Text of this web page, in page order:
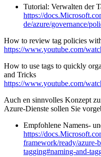
Tutorial: Verwalten der
https://
de/azure/governance/
How to review tag policies
https://www.youtube.com/
How to use tags to quickly
and Tricks
https://www.youtube.com/
Auch en sinnvolles Konzept
Azure-Dienste sollen Sie
Empfohlene Namens-
https://
framework/ready/azure-
tagging#naming-and-